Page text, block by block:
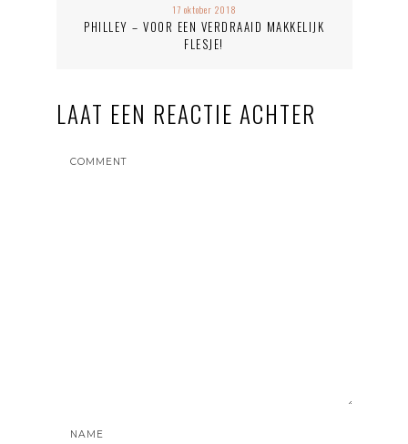
17 oktober 2018
PHILLEY – VOOR EEN VERDRAAID MAKKELIJK
FLESJE!
LAAT EEN REACTIE ACHTER